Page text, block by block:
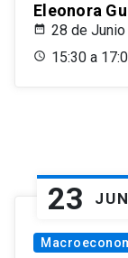
Eleonora
28 de
15:30 a
23 JUN